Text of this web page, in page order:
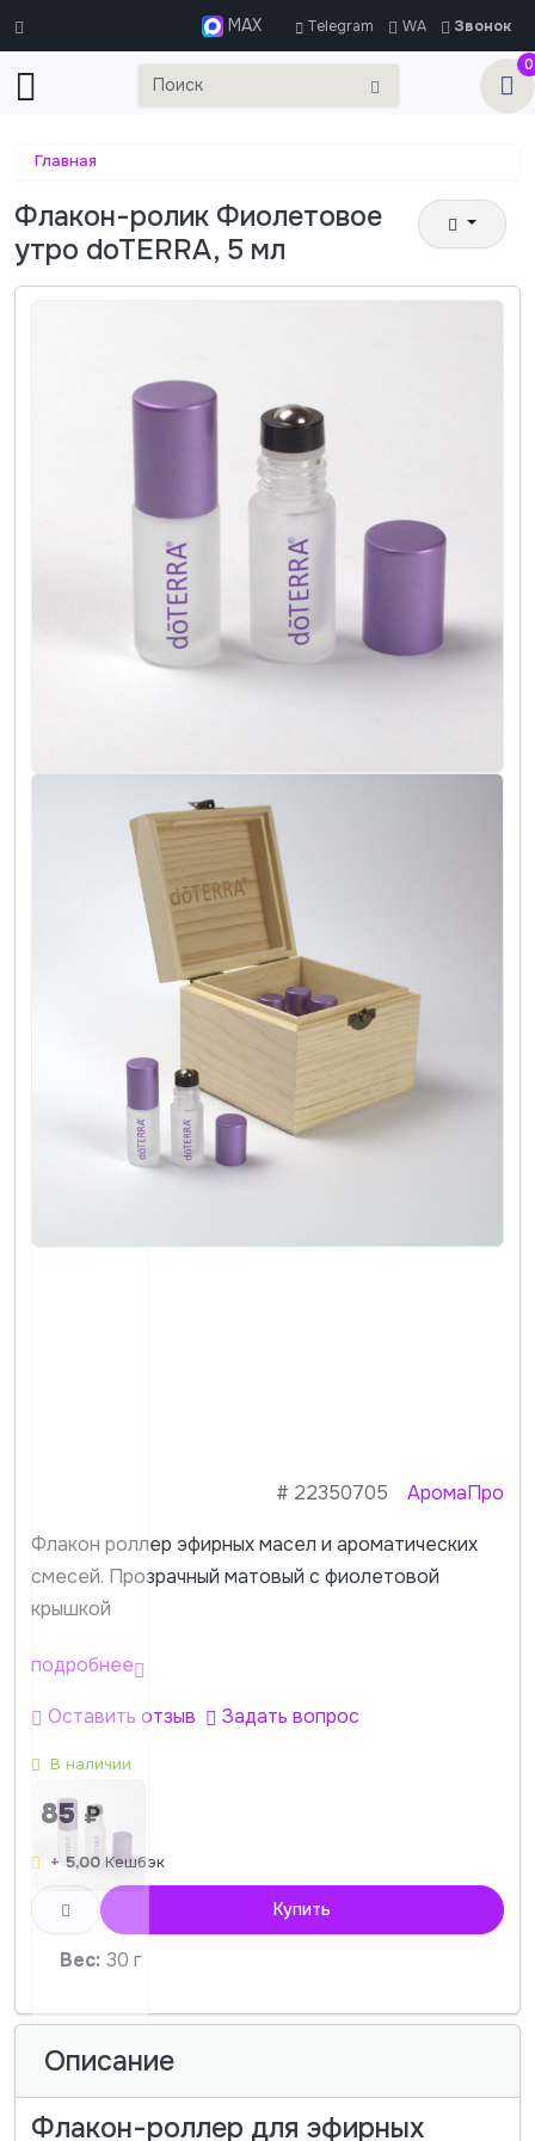
MAX Telegram WA
Звонок
0
Главная
Флакон-ролик Фиолетовое
утро doTERRA, 5 мл
# 22350705 АромаПро
Флакон роллер эфирных масел и ароматических
смесей. Прозрачный матовый с фиолетовой
крышкой
подробнее
Оставить отзыв Задать вопрос
В наличии
85 ₽
+ 5,00 Кешбэк
Купить
Вес: 30 г
Описание
Флакон-роллер для эфирных